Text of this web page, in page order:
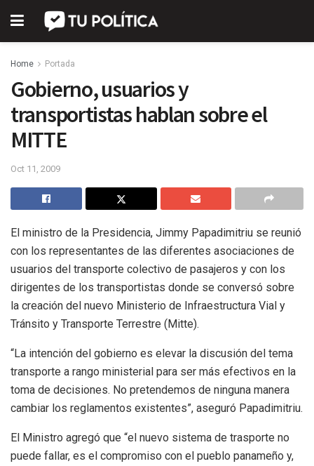
Home Portada
Gobierno, usuarios y
transportistas hablan sobre el
MITTE
Oct 11, 2009
El ministro de la Presidencia, Jimmy Papadimitriu se reunió
con los representantes de las diferentes asociaciones de
usuarios del transporte colectivo de pasajeros y con los
dirigentes de los transportistas donde se conversó sobre
la creación del nuevo Ministerio de Infraestructura Vial y
Tránsito y Transporte Terrestre (Mitte).
“La intención del gobierno es elevar la discusión del tema
transporte a rango ministerial para ser más efectivos en la
toma de decisiones. No pretendemos de ninguna manera
cambiar los reglamentos existentes”, aseguró Papadimitriu.
El Ministro agregó que “el nuevo sistema de trasporte no
puede fallar, es el compromiso con el pueblo panameño y,